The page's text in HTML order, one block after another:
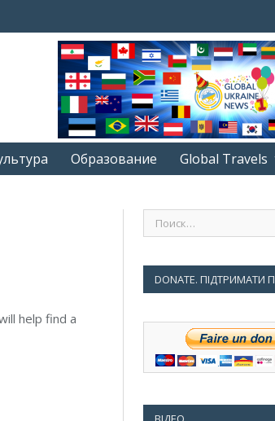
Образование Global Travels
help find a
DONATE. ПІДТРИМАТИ